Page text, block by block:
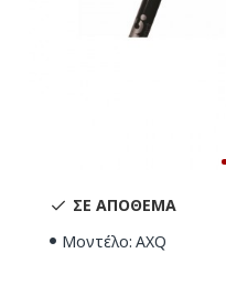
ΣΕ ΑΠΌΘΕΜΑ
Μοντέλο: AXQ